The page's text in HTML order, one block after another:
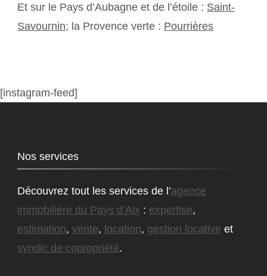
Et sur le Pays d’Aubagne et de l’étoile : Saint-
Savournin; la Provence verte : Pourrières
[instagram-feed]
Nos services
Découvrez tout les services de l’agence
immobilière du Pays d’Aix : expertise,
estimation, vente, location, gestion locative et
syndic de copropriété.